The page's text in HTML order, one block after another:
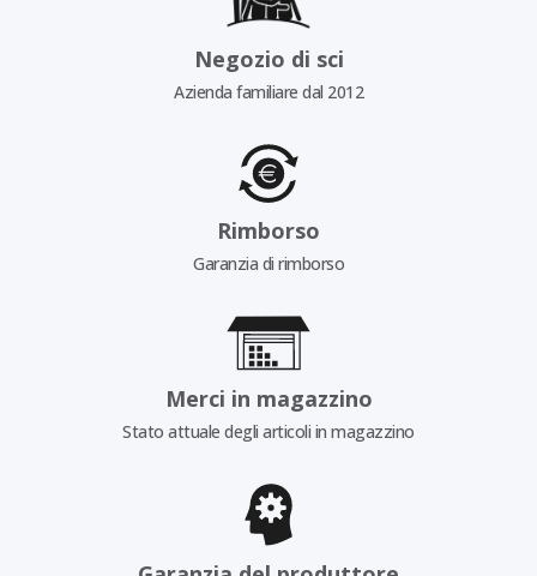
Negozio di sci
Azienda familiare dal 2012
Rimborso
Garanzia di rimborso
Merci in magazzino
Stato attuale degli articoli in magazzino